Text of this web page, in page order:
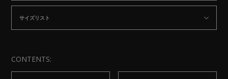
サイズリスト
CONTENTS: